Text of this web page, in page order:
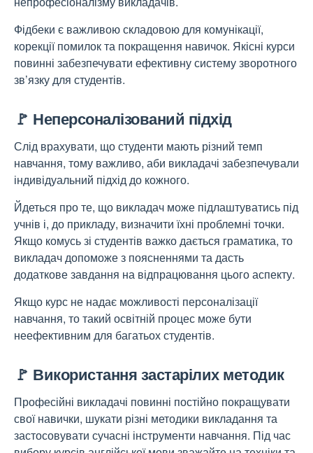
Фідбеки є важливою складовою для комунікації,
корекції помилок та покращення навичок. Якісні курси
повинні забезпечувати ефективну систему зворотного
зв’язку для студентів.
🚩 Неперсоналізований підхід
Слід врахувати, що студенти мають різний темп
навчання, тому важливо, аби викладачі забезпечували
індивідуальний підхід до кожного.
Йдеться про те, що викладач може підлаштуватись під
учнів і, до прикладу, визначити їхні проблемні точки.
Якщо комусь зі студентів важко дається граматика, то
викладач допоможе з поясненнями та дасть
додаткове завдання на відпрацювання цього аспекту.
Якщо курс не надає можливості персоналізації
навчання, то такий освітній процес може бути
неефективним для багатьох студентів.
🚩 Використання застарілих методик
Професійні викладачі повинні постійно покращувати
свої навички, шукати різні методики викладання та
застосовувати сучасні інструменти навчання. Під час